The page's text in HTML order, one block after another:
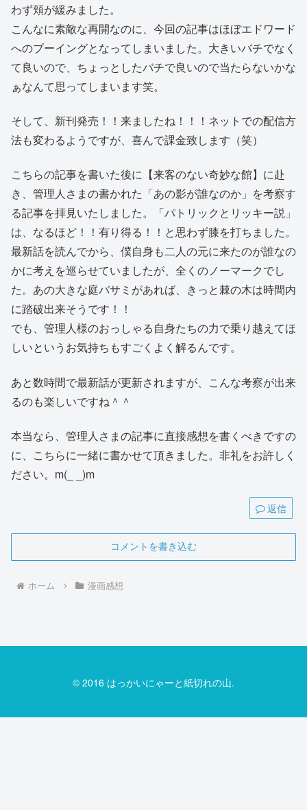
わず頬が緩みました。
こんなに素敵な再開なのに、今回の記事はほぼエドワード
へのブーイングとなってしまいました。大きいバチでなく
て良いので、ちょっとしたバチで良いので当たらないかな
ぁなんて思ってしまいます笑。
そして、新刊発売！！来ましたね！！！ネットでの配信方
法も変わるようですが、喜んで課金致します（笑）
こちらの記事を書いた後に【来客のない奇妙な館】に赴
き、管理人さまの書かれた「あの影が誰なのか」を考察す
る記事を拝見いたしました。「パトリックとリッキー説」
は、なるほど！！有り得る！！と思わず膝を打ちました。
最新話を読んでから、僕自身も二人の元に来たのが誰なの
かに考えを巡らせていましたが、全くのノーマークでし
た。あの大きな庭バサミがあれば、きっと棘の木は時間内
に踏破出来そうです！！
でも、管理人様のおっしゃる自身たちの力で乗り越えてほ
しいというお気持ちもすごくよく解るんです。
あと数時間で最新話が更新されますが、こんな考察が出来
るのも楽しいですね＾＾
本当なら、管理人さまの記事に直接感想を書くべきですの
に、こちらに一緒に書かせて頂きました。非礼をお許しく
ださい。m(_ _)m
返信
コメントを書き込む
ホーム 漫画感想
© 2016 はっかいにゃーと紙切れの山.